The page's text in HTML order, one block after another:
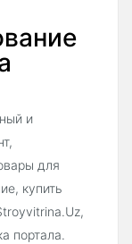
и
для
купить
портала.